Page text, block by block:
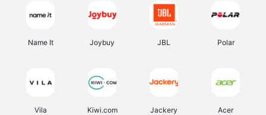
Name It Joybuy JBL Polar
Vila Kiwi.com Jackery Acer